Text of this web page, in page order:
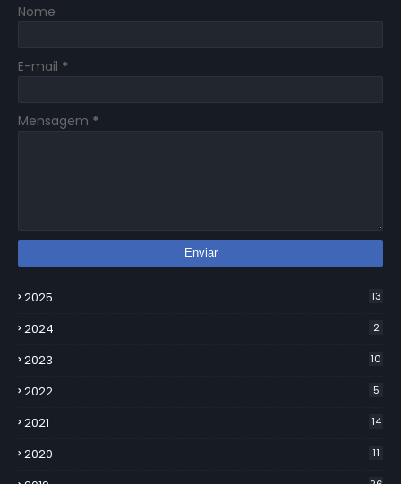
Nome
E-mail *
Mensagem *
2025 13
2024 2
2023 10
2022 5
2021 14
2020 11